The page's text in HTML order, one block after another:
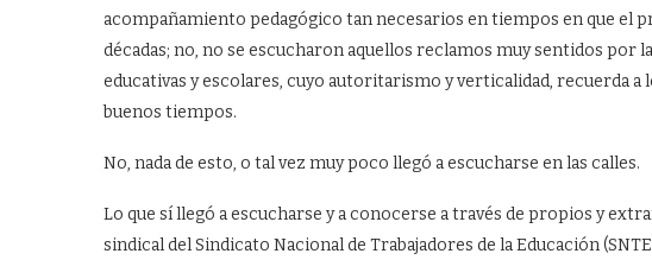
acompañamiento pedagógico tan necesarios en tiempos en que el
décadas; no, no se escucharon aquellos reclamos muy sentidos por
educativas y escolares, cuyo autoritarismo y verticalidad, recuerda
buenos tiempos.
No, nada de esto, o tal vez muy poco llegó a escucharse en las calles.
Lo que sí llegó a escucharse y a conocerse a través de propios y
sindical del Sindicato Nacional de Trabajadores de la Educación